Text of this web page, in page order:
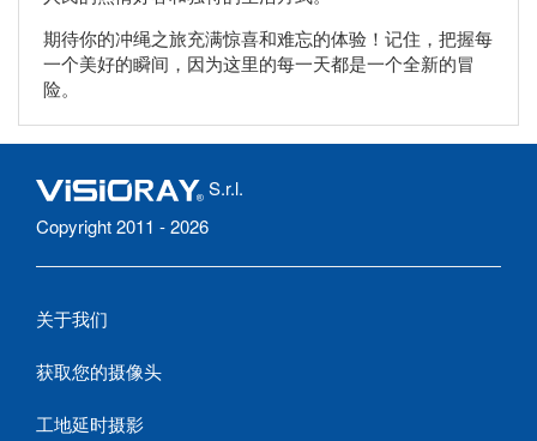
期待你的冲绳之旅充满惊喜和难忘的体验！记住，把握每
一个美好的瞬间，因为这里的每一天都是一个全新的冒
险。
S.r.l.
Copyright 2011 - 2026
关于我们
获取您的摄像头
工地延时摄影